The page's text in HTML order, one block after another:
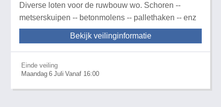
Diverse loten voor de ruwbouw wo. Schoren --
metserskuipen -- betonmolens -- pallethaken -- enz
Bekijk veilinginformatie
Einde veiling
Maandag 6 Juli Vanaf 16:00